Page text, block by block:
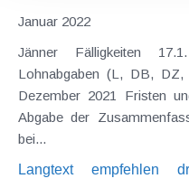
Januar 2022
Jänner Fälligkeiten
Lohnabgaben (L, DB, DZ,
Dezember 2021 Fristen
Abgabe der
bei...
Langtext
empfehlen